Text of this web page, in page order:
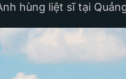
hùng liệt sĩ tại